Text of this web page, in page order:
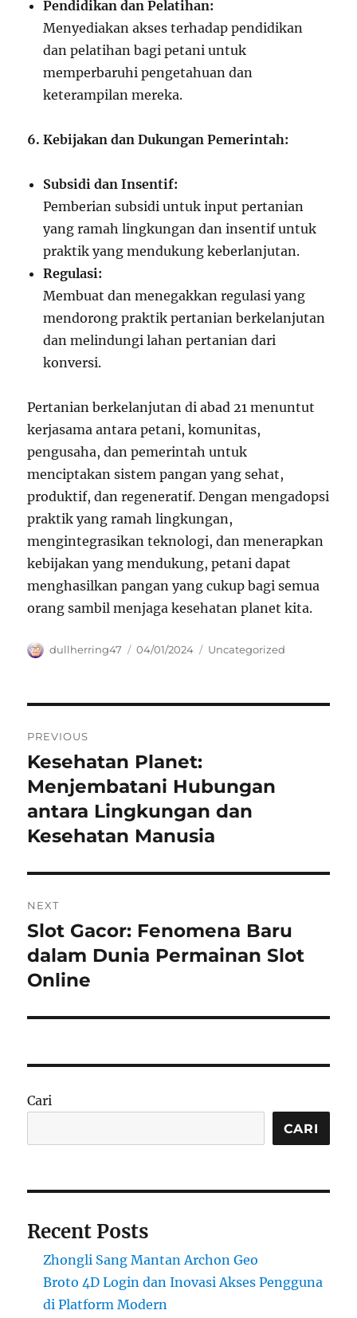
Pendidikan dan Pelatihan:
Menyediakan akses terhadap pendidikan
dan pelatihan bagi petani untuk
memperbaruhi pengetahuan dan
keterampilan mereka.
6. Kebijakan dan Dukungan Pemerintah:
Subsidi dan Insentif:
Pemberian subsidi untuk input pertanian
yang ramah lingkungan dan insentif untuk
praktik yang mendukung keberlanjutan.
Regulasi:
Membuat dan menegakkan regulasi yang
mendorong praktik pertanian berkelanjutan
dan melindungi lahan pertanian dari
konversi.
Pertanian berkelanjutan di abad 21 menuntut
kerjasama antara petani, komunitas,
pengusaha, dan pemerintah untuk
menciptakan sistem pangan yang sehat,
produktif, dan regeneratif. Dengan mengadopsi
praktik yang ramah lingkungan,
mengintegrasikan teknologi, dan menerapkan
kebijakan yang mendukung, petani dapat
menghasilkan pangan yang cukup bagi semua
orang sambil menjaga kesehatan planet kita.
Author
dullherring47
Posted
04/01/2024 Categories
Uncategorized
pos
PREVIOUS
Previous
post:
Kesehatan Planet:
Menjembatani Hubungan
antara Lingkungan dan
Kesehatan Manusia
NEXT
Next
post:
Slot Gacor: Fenomena Baru
dalam Dunia Permainan Slot
Online
Cari
CARI
Recent Posts
Zhongli Sang Mantan Archon Geo
Broto 4D Login dan Inovasi Akses Pengguna
di Platform Modern